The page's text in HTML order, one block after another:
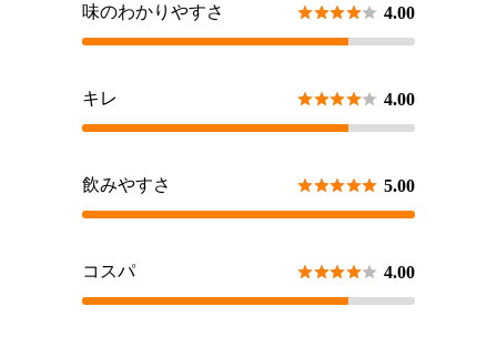
味のわかりやすさ  4.00
キレ  4.00
飲みやすさ  5.00
コスパ  4.00